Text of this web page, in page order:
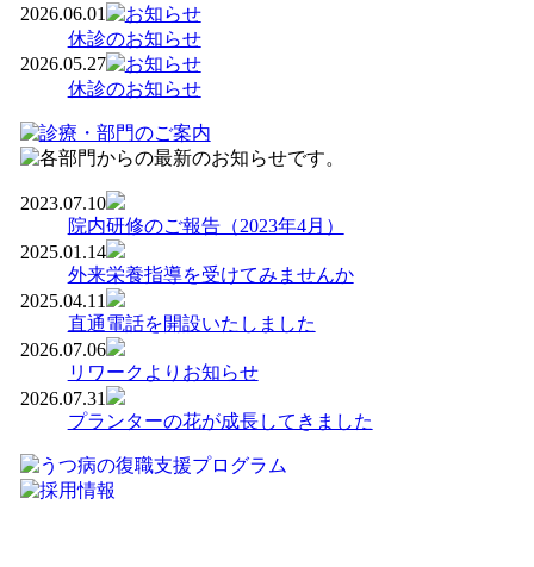
2026.06.01
休診のお知らせ
2026.05.27
休診のお知らせ
2023.07.10
院内研修のご報告（2023年4月）
2025.01.14
外来栄養指導を受けてみませんか
2025.04.11
直通電話を開設いたしました
2026.07.06
リワークよりお知らせ
2026.07.31
プランターの花が成長してきました